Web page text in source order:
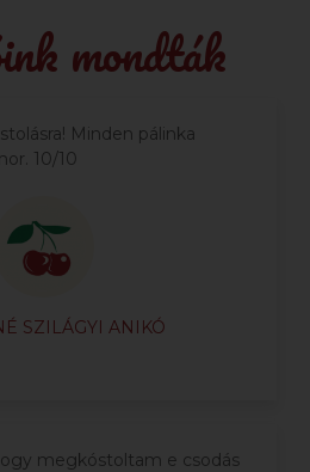
mondták
Minden pálinka
10/10
SZILÁGYI ANIKÓ
megkóstoltam e csodás